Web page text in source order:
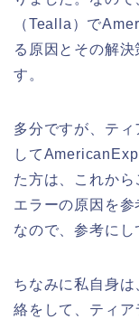
（Tealla）で
る原因とその解
す。
多分ですが、テ
して
た方は、これか
エラーの原因を参
なので、参考にし
ちなみに私自身
絡をして、ティア